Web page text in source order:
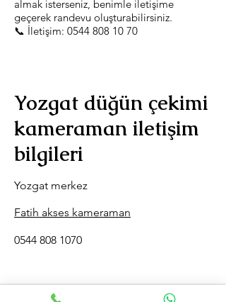
almak isterseniz, benimle iletişime
geçerek randevu oluşturabilirsiniz.
📞 İletişim: 0544 808 10 70
Yozgat düğün çekimi
kameraman iletişim
bilgileri
Yozgat merkez
Fatih akses kameraman
0544 808 1070